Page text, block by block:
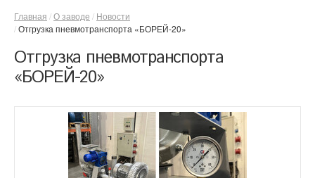
Главная О заводе
Новости
Отгрузка пневмотранспорта «БОРЕЙ-20»
Отгрузка пневмотранспорта
«БОРЕЙ-20»